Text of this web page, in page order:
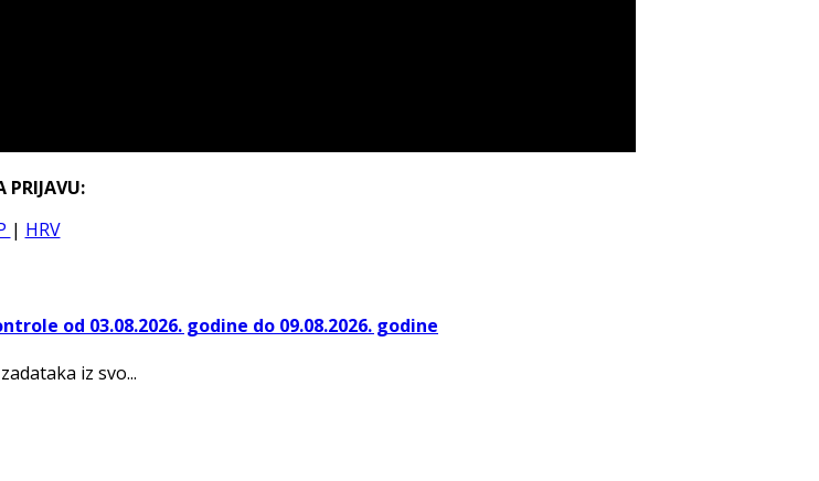
PRIJAVU:
| HRV
od 03.08.2026. godine do 09.08.2026. godine
iz svo...